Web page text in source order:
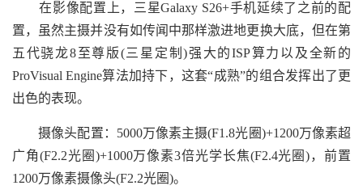
在影像配置上，三星Galaxy S26+手机延续了之前的配
置，虽然主摄并没有如传闻中那样激进地更换大底，但在第
五代骁龙8至尊版(三星定制)强大的ISP算力以及全新的
ProVisual Engine算法加持下，这套“成熟”的组合发挥出了更
出色的表现。
摄像头配置：5000万像素主摄(F1.8光圈)+1200万像素超
广角(F2.2光圈)+1000万像素3倍光学长焦(F2.4光圈)，前置
1200万像素摄像头(F2.2光圈)。